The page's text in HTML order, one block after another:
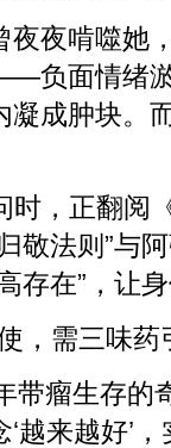
夜啃噬她
负面情绪
成肿块。
，正翻阅
敬法则”与
存在”，让
，需三味药
瘤生存的
越来越好’